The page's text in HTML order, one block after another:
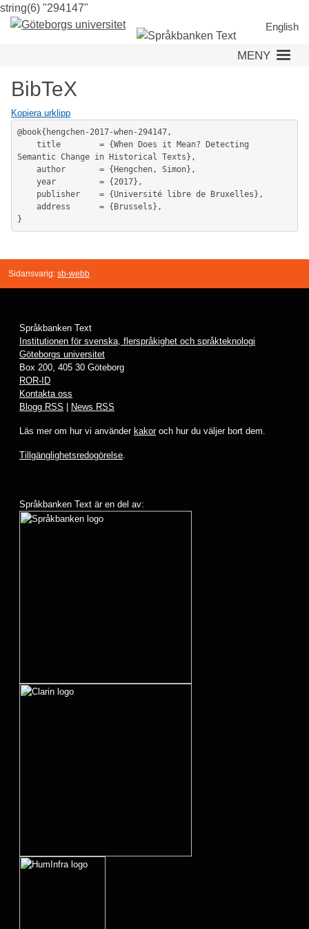
string(6) "294147"
till
huvudinnehåll
English
MENY
BibTeX
Kopiera urklipp
@book{hengchen-2017-when-294147,
Semantic Change in Historical Texts},
Sidansvarig: sb-webb
Språkbanken Text
Institutionen för svenska, flerspråkighet och språkteknologi
Göteborgs universitet
Box 200, 405 30 Göteborg
ROR-ID
Kontakta oss
Blogg RSS
News RSS
Läs mer om hur vi använder kakoroch hur du väljer bort dem.
Tillgänglighetsredogörelse.
Språkbanken Text är en del av: